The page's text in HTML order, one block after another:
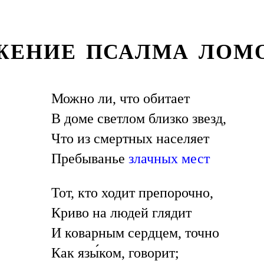
ПСАЛМА
Можно ли, что обитает
В доме светлом близко звезд,
Что из смертных населяет
Пребываньезлачных мест
Тот, кто ходит препорочно,
Криво на людей глядит
И коварным сердцем, точно
Как язы́ком, говорит;